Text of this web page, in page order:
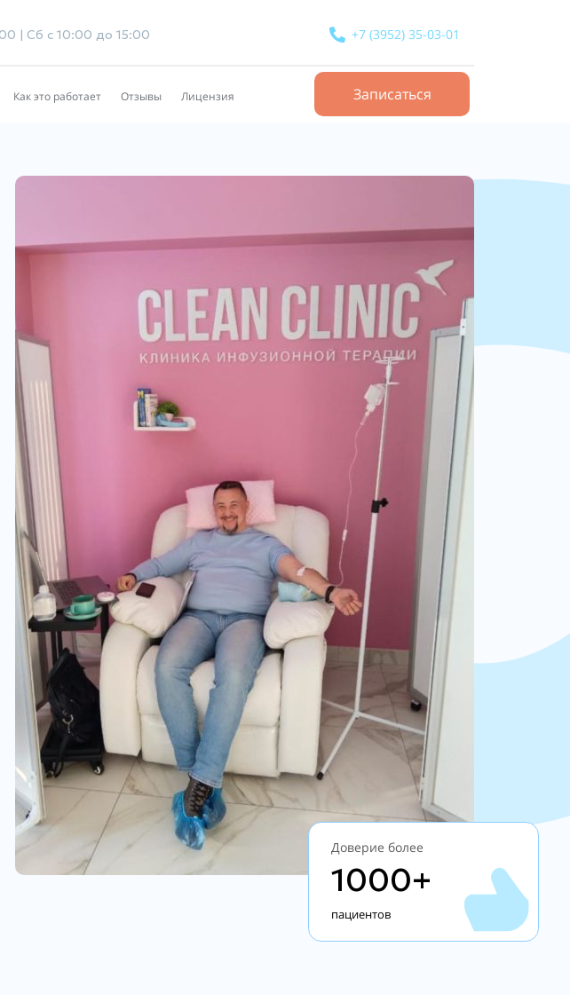
| Cб с 10:00 до 15:00 +7 (3952) 35-03-01
Как это работает Отзывы Лицензия Записаться
Доверие более
1000+
пациентов